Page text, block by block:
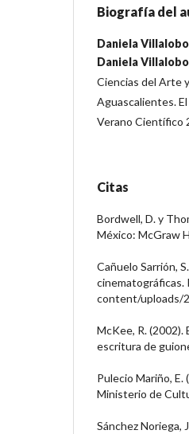
Biografía del
Daniela
Daniela
Ciencias del Arte
Aguascalientes.
Verano Científico
Citas
Bordwell, D. y
México: McGraw
Cañuelo Sarrión,
content/uploads/
McKee, R.
escritura de
Pulecio Mariño, E.
Ministerio de
Sánchez Noriega,